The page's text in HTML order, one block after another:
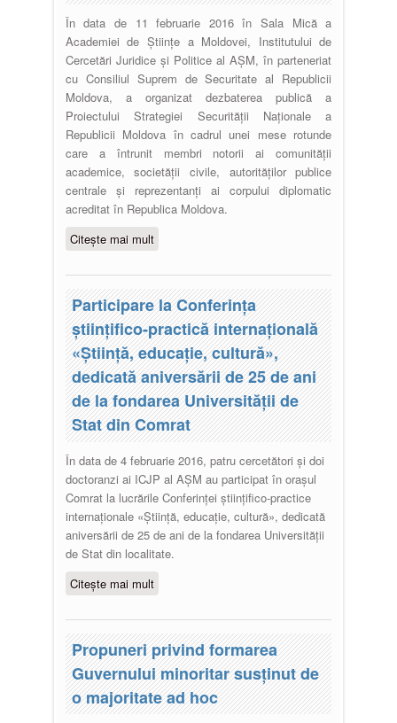
În data de 11 februarie 2016 în Sala Mică a
Academiei de Științe a Moldovei, Institutului de
Cercetări Juridice şi Politice al AŞM, în parteneriat
cu Consiliul Suprem de Securitate al Republicii
Moldova, a organizat dezbaterea publică a
Proiectului Strategiei Securității Naționale a
Republicii Moldova în cadrul unei mese rotunde
care a întrunit membri notorii ai comunității
academice, societății civile, autorităților publice
centrale și reprezentanți ai corpului diplomatic
acreditat în Republica Moldova.
Citește mai multdespre Proiectul Strategiei
Moldova discutat de reprezentanții
comunității academice, societății
civile și autorităților publice
Participare la Conferința
științifico-practică internațională
«Știință, educație, cultură»,
dedicată aniversării de 25 de ani
de la fondarea Universității de
Stat din Comrat
În data de 4 februarie 2016, patru cercetători și doi
doctoranzi ai ICJP al AȘM au participat în orașul
Comrat la lucrările Conferinței științifico-practice
internaționale «Știință, educație, cultură», dedicată
aniversării de 25 de ani de la fondarea Universității
de Stat din localitate.
Citește mai multdespre Participare la Conferința
«Știință, educație, cultură»,
dedicată aniversării de 25 de ani
de la fondarea Universității de Stat
din Comrat
Propuneri privind formarea
Guvernului minoritar susținut de
o majoritate ad hoc